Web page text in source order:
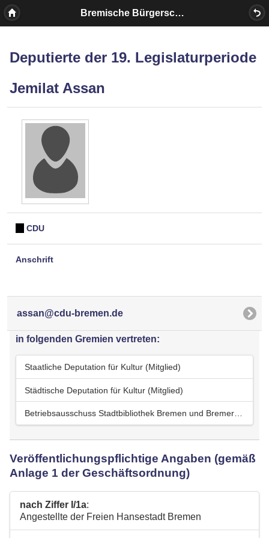
Bremische Bürgerschaft
Deputierte der 19. Legislaturperiode
Jemilat Assan
CDU
Anschrift
assan@cdu-bremen.de
in folgenden Gremien vertreten:
Staatliche Deputation für Kultur (Mitglied)
Städtische Deputation für Kultur (Mitglied)
Veröffentlichungspflichtige Angaben (gemäß
Anlage 1 der Geschäftsordnung)
nach Ziffer I/1a:
Angestellte der Freien Hansestadt Bremen